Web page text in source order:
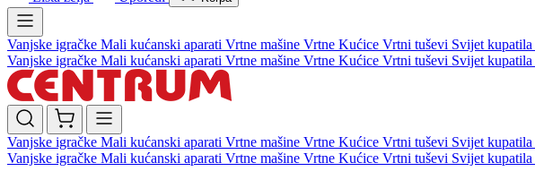
Vanjske igračke Mali kućanski aparati Vrtne mašine Vrtne Kućice Vrtni tuševi Svijet kupatila
Vanjske igračke Mali kućanski aparati Vrtne mašine Vrtne Kućice Vrtni tuševi Svijet kupatila
Vanjske igračke Mali kućanski aparati Vrtne mašine Vrtne Kućice Vrtni tuševi Svijet kupatila
Vanjske igračke Mali kućanski aparati Vrtne mašine Vrtne Kućice Vrtni tuševi Svijet kupatila